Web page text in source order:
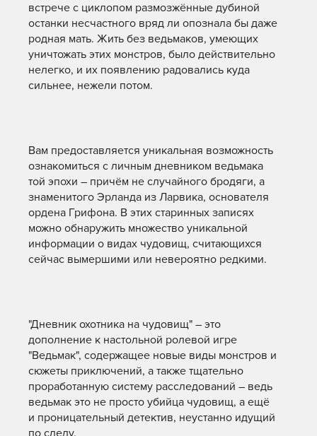
встрече с циклопом размозжённые дубиной
останки несчастного вряд ли опознала бы даже
родная мать. Жить без ведьмаков, умеющих
уничтожать этих монстров, было действительно
нелегко, и их появлению радовались куда
сильнее, нежели потом.
Вам предоставляется уникальная возможность
ознакомиться с личным дневником ведьмака
той эпохи – причём не случайного бродяги, а
знаменитого Эрланда из Ларвика, основателя
ордена Грифона. В этих старинных записях
можно обнаружить множество уникальной
информации о видах чудовищ, считающихся
сейчас вымершими или невероятно редкими.
"Дневник охотника на чудовищ" – это
дополнение к настольной ролевой игре
"Ведьмак", содержащее новые виды монстров и
сюжеты приключений, а также тщательно
проработанную систему расследований – ведь
ведьмак это не просто убийца чудовищ, а ещё
и проницательный детектив, неустанно идущий
по следу.